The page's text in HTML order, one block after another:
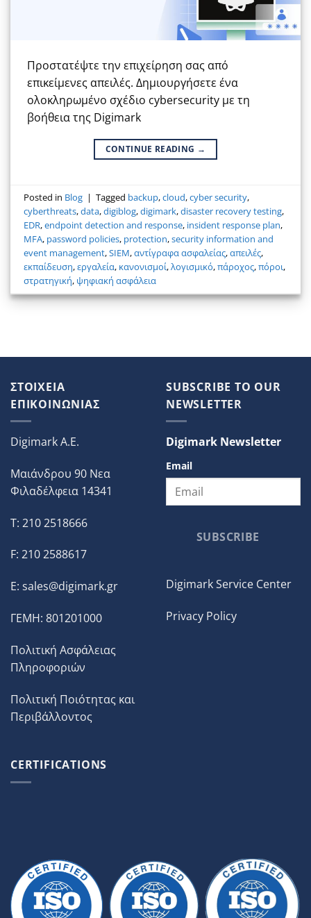
Προστατέψτε την επιχείρηση σας από
επικείμενες απειλές. Δημιουργήσετε ένα
ολοκληρωμένο σχέδιο cybersecurity με τη
βοήθεια της Digimark
CONTINUE READING →
Posted in Blog | Tagged backup,cloud,cyber security,
cyberthreats,data,digiblog,digimark,disaster recovery testing,
EDR,endpoint detection and response, insident response plan,
MFA, password policies, protection,security information and
event management,SIEM,αντίγραφα ασφαλείας,απειλές,
εκπαίδευση,εργαλεία, κανονισμοί,λογισμικό,πάροχος,πόροι,
στρατηγική, ψηφιακή ασφάλεια
ΣΤΟΙΧΕΙΑ
ΕΠΙΚΟΙΝΩΝΙΑΣ
Digimark A.E.
Μαιάνδρου 90 Νεα
Φιλαδέλφεια 14341
T: 210 2518666
F: 210 2588617
E: sales@digimark.gr
ΓΕΜΗ: 801201000
Πολιτική Ασφάλειας
Πληροφοριών
Πολιτική Ποιότητας και
Περιβάλλοντος
SUBSCRIBE TO OUR
NEWSLETTER
Digimark Newsletter
Email
SUBSCRIBE
Digimark Service Center
Privacy Policy
CERTIFICATIONS